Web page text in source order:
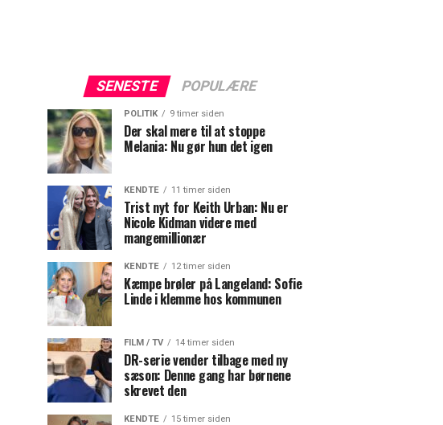
SENESTE POPULÆRE
POLITIK 9 timer siden
Der skal mere til at stoppe
Melania: Nu gør hun det igen
KENDTE 11 timer siden
Trist nyt for Keith Urban: Nu er
Nicole Kidman videre med
mangemillionær
KENDTE 12 timer siden
Kæmpe brøler på Langeland: Sofie
Linde i klemme hos kommunen
FILM / TV 14 timer siden
DR-serie vender tilbage med ny
sæson: Denne gang har børnene
skrevet den
KENDTE 15 timer siden